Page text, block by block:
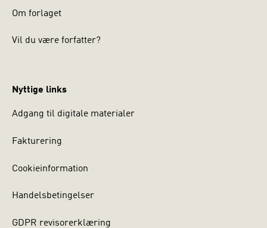
Om forlaget
Vil du være forfatter?
Nyttige links
Adgang til digitale materialer
Fakturering
Cookieinformation
Handelsbetingelser
GDPR revisorerklæring